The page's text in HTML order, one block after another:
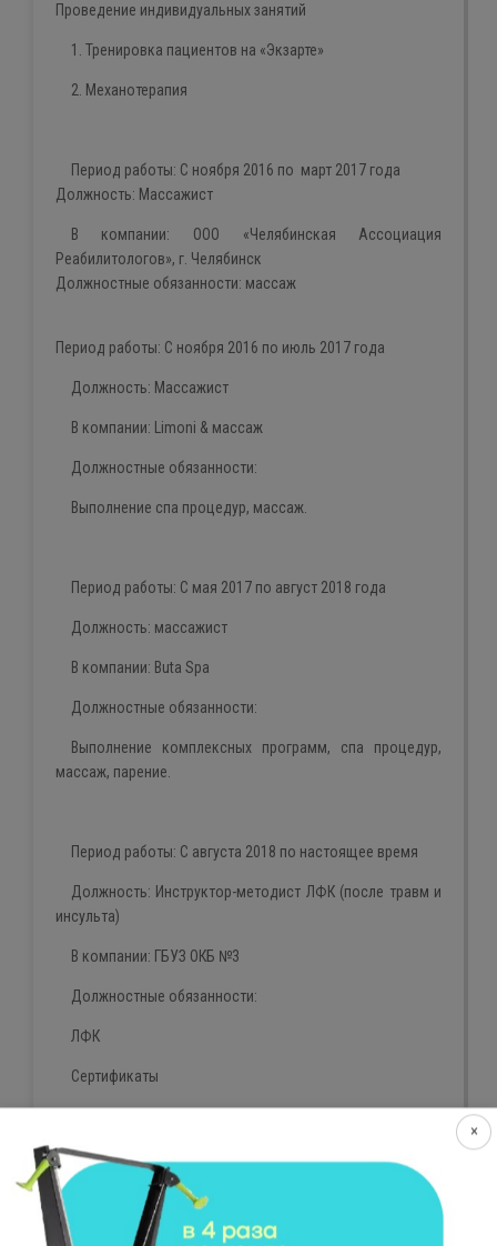
Проведение индивидуальных занятий
1. Тренировка пациентов на «Экзарте»
2. Механотерапия
Период работы: С ноября 2016 по март 2017года
Должность: Массажист
В компании: ООО «Челябинская Ассоциация
Реабилитологов», г. Челябинск
Должностные обязанности: массаж
Период работы: С ноября 2016 по июль 2017 года
Должность: Массажист
В компании: Limoni & массаж
Должностные обязанности:
Выполнение спа процедур, массаж.
Период работы: С мая 2017 по август 2018 года
Должность: массажист
В компании: Buta Spa
Должностные обязанности:
Выполнение комплексных программ, спа процедур,
массаж, парение.
Период работы: С августа 2018 по настоящее время
Должность: Инструктор-методист ЛФК (после травм и
инсульта)
В компании: ГБУЗ ОКБ №3
Должностные обязанности:
ЛФК
Сертификаты
университет физической культуры
Дата окончания: 2011
Факультет:
Физическая культура для лиц с отклонениями
×